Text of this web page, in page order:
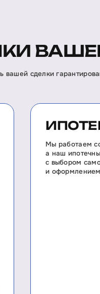
сделки
Мы работаем
а наш
с выбором
и оформлением